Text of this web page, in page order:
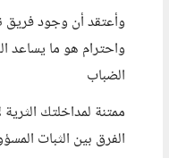
وأعتقد أن وجود فريق
واحترام هو ما يساعد
الضباب
ممتنة لمداخلتك
الفرق بين الثبات